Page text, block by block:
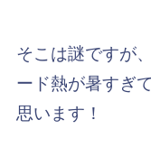
そこは謎ですが
ード熱が暑すぎ
思います！